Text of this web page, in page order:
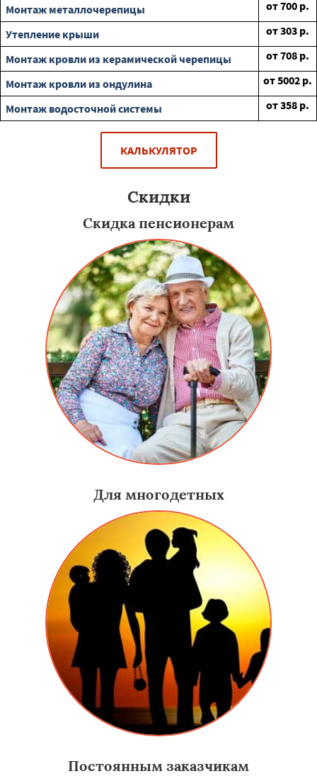
Монтаж металлочерепицы от700 р.
Утепление крыши
от303 р.
Монтаж кровли из керамической черепицы
от708 р.
Монтаж кровли из ондулина
от5002 р.
Монтаж водосточной системы
от358 р.
КАЛЬКУЛЯТОР
Скидки
Скидка пенсионерам
Для многодетных
Постоянным заказчикам